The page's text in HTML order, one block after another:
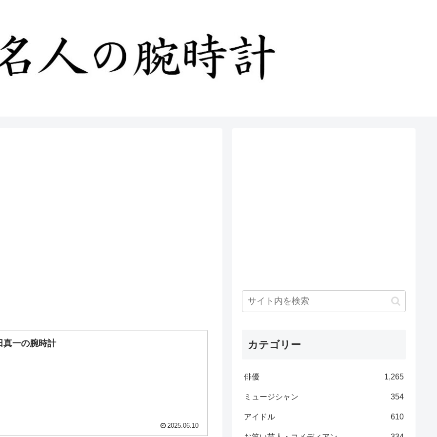
真一の腕時計
2025.06.10
カテゴリー
俳優 1,265
ミュージシャン 354
アイドル 610